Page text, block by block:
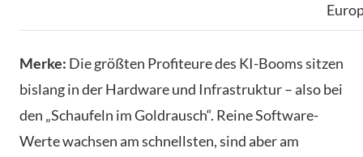
Merke: Die größten Profiteure des KI-Booms sitzen
bislang in der Hardware und Infrastruktur – also bei
den „Schaufeln im Goldrausch“. Reine Software-
Werte wachsen am schnellsten, sind aber am